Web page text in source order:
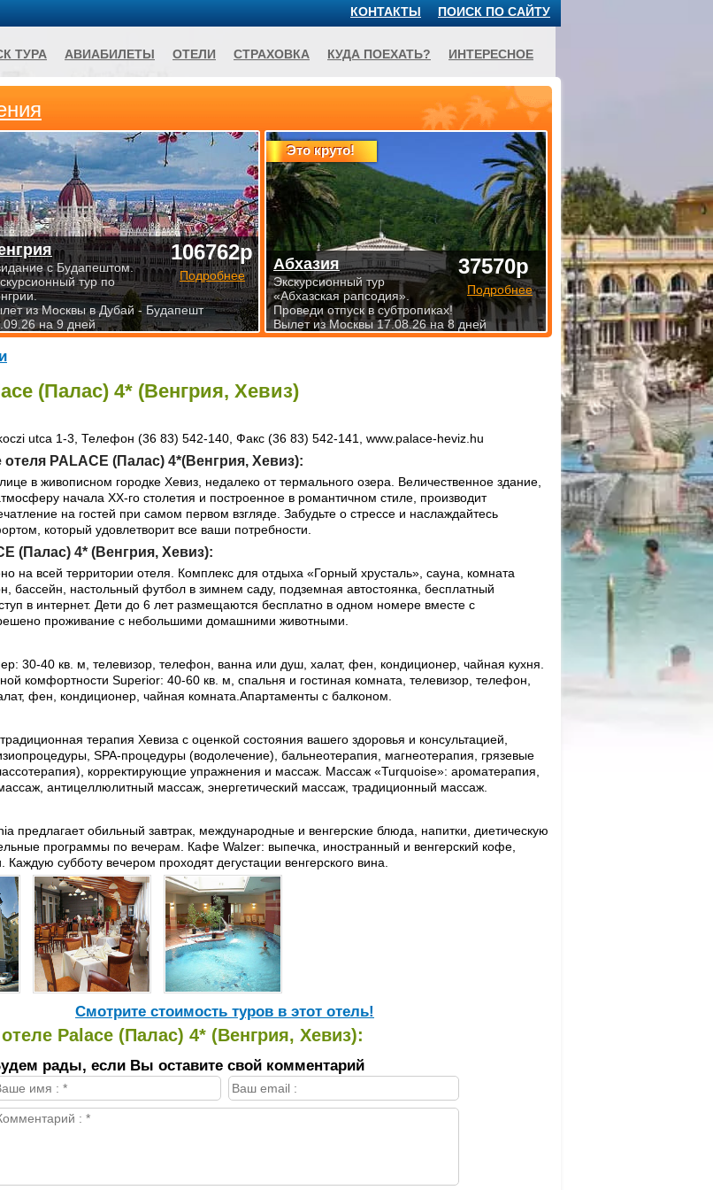
(Палас) 4* (Венгрия, Хевиз)
utca 1-3, Телефон (36 83) 542-140, Факс (36 83) 542-141, www.palace-heviz.hu
PALACE (Палас) 4*(Венгрия, Хевиз):
в живописном городке Хевиз, недалеко от термального озера. Величественное здание,
начала ХХ-го столетия и построенное в романтичном стиле, производит
на гостей при самом первом взгляде. Забудьте о стрессе и наслаждайтесь
который удовлетворит все ваши потребности.
(Палас) 4* (Венгрия, Хевиз):
на всей территории отеля. Комплекс для отдыха «Горный хрусталь», сауна, комната
бассейн, настольный футбол в зимнем саду, подземная автостоянка, бесплатный
в интернет. Дети до 6 лет размещаются бесплатно в одном номере вместе с
проживание с небольшими домашними животными.
30-40 кв. м, телевизор, телефон, ванна или душ, халат, фен, кондиционер, чайная кухня.
комфортности Superior: 40-60 кв. м, спальня и гостиная комната, телевизор, телефон,
фен, кондиционер, чайная комната.Апартаменты с балконом.
терапия Хевиза с оценкой состояния вашего здоровья и консультацией,
SPA-процедуры (водолечение), бальнеотерапия, магнеотерапия, грязевые
корректирующие упражнения и массаж. Массаж «Turquoise»: ароматерапия,
антицеллюлитный массаж, энергетический массаж, традиционный массаж.
предлагает обильный завтрак, международные и венгерские блюда, напитки, диетическую
программы по вечерам. Кафе Walzer: выпечка, иностранный и венгерский кофе,
Каждую субботу вечером проходят дегустации венгерского вина.
Cмотрите стоимость туров в этот отель!
Palace (Палас) 4* (Венгрия, Хевиз):
рады, если Вы оставите свой комментарий
106762р
Подробнее
с Будапештом.
тур по
из Москвы в Дубай - Будапешт
на 9 дней
Это круто!
37570р
Подробнее
Абхазия
Экскурсионный тур
«Абхазская рапсодия».
Проведи отпуск в субтропиках!
Вылет из Москвы 17.08.26 на 8 дней
ПОИСК ПО САЙТУ
КОНТАКТЫ
ТУРА АВИАБИЛЕТЫ ОТЕЛИ СТРАХОВКА КУДА ПОЕХАТЬ? ИНТЕРЕСНОЕ